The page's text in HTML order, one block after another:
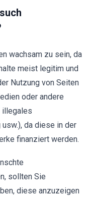
wachsam zu sein, da
meist legitim und
Nutzung von Seiten
oder andere
illegales
da diese in der
finanziert werden.
sollten Sie
diese anzuzeigen